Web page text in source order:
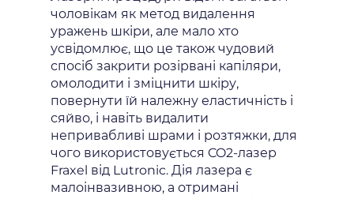
чоловікам як метод видалення
уражень шкіри, але мало хто
усвідомлює, що це також чудовий
спосіб закрити розірвані капіляри,
омолодити і зміцнити шкіру,
повернути їй належну еластичність і
сяйво, і навіть видалити
непривабливі шрами і розтяжки, для
чого використовується CO2-лазер
Fraxel від Lutronic. Дія лазера є
малоінвазивною, а отримані